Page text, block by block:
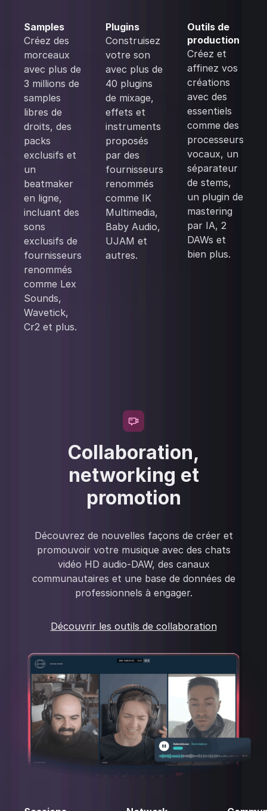
Samples
Créez des
morceaux
avec plus de
3 millions de
samples
libres de
droits, des
packs
exclusifs et
un
beatmaker
en ligne,
incluant des
sons
exclusifs de
fournisseurs
renommés
comme Lex
Sounds,
Wavetick,
Cr2 et plus.
Plugins
Construisez
votre son
avec plus de
40 plugins
de mixage,
effets et
instruments
proposés
par des
fournisseurs
renommés
comme IK
Multimedia,
Baby Audio,
UJAM et
autres.
Outils de
production
Créez et
affinez vos
créations
avec des
essentiels
comme des
processeurs
vocaux, un
séparateur
de stems,
un plugin de
mastering
par IA, 2
DAWs et
bien plus.
Collaboration,
networking et
promotion
Découvrez de nouvelles façons de créer et
promouvoir votre musique avec des chats
vidéo HD audio-DAW, des canaux
communautaires et une base de données de
professionnels à engager.
Découvrir les outils de collaboration